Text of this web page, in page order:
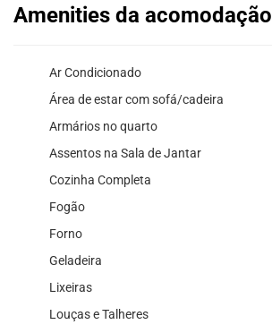
Amenities da acomodação
Ar Condicionado
Área de estar com sofá/cadeira
Armários no quarto
Assentos na Sala de Jantar
Cozinha Completa
Fogão
Forno
Geladeira
Lixeiras
Louças e Talheres